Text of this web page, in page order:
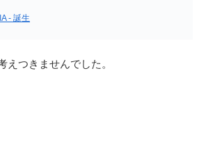
つきませんでした。